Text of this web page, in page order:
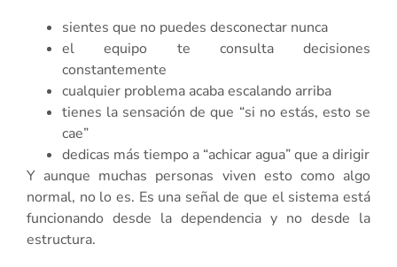
sientes que no puedes desconectar nunca
el equipo te consulta decisiones
constantemente
cualquier problema acaba escalando arriba
tienes la sensación de que “si no estás, esto se
cae”
dedicas más tiempo a “achicar agua” que a dirigir
Y aunque muchas personas viven esto como algo
normal, no lo es. Es una señal de que el sistema está
funcionando desde la dependencia y no desde la
estructura.